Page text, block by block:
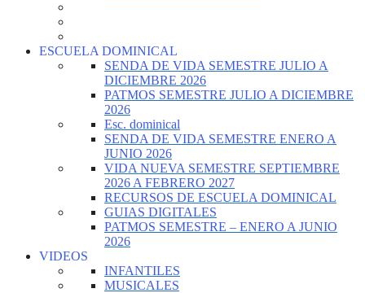
ESCUELA DOMINICAL
SENDA DE VIDA SEMESTRE JULIO A
DICIEMBRE 2026
PATMOS SEMESTRE JULIO A DICIEMBRE
2026
Esc. dominical
SENDA DE VIDA SEMESTRE ENERO A
JUNIO 2026
VIDA NUEVA SEMESTRE SEPTIEMBRE
2026 A FEBRERO 2027
RECURSOS DE ESCUELA DOMINICAL
GUIAS DIGITALES
PATMOS SEMESTRE – ENERO A JUNIO
2026
VIDEOS
INFANTILES
MUSICALES